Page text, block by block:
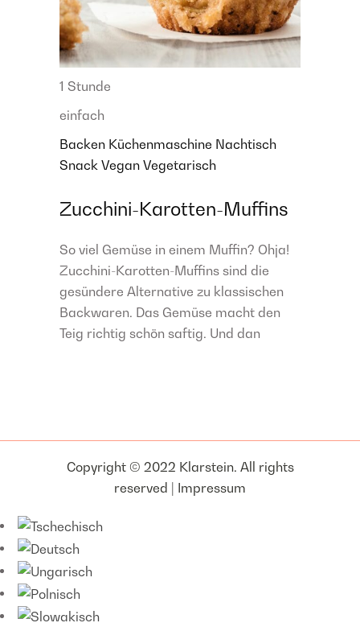
1 Stunde
einfach
Backen Küchenmaschine Nachtisch
Snack Vegan Vegetarisch
Zucchini-Karotten-Muffins
So viel Gemüse in einem Muffin? Ohja!
Zucchini-Karotten-Muffins sind die
gesündere Alternative zu klassischen
Backwaren. Das Gemüse macht den
Teig richtig schön saftig. Und dan
Copyright © 2022 Klarstein. All rights
reserved | Impressum